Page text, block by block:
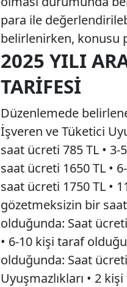
para ile
belirlenirken, konusu
2025 YILI
TARIFESI
Düzenlemede
İşveren ve Tüketici
saat ücreti 785 TL •
saat ücreti 1650 TL •
saat ücreti 1750 TL •
gözetmeksizin bir
olduğunda: Saat
• 6-10 kişi taraf
olduğunda: Saat
Uyuşmazlıkları • 2